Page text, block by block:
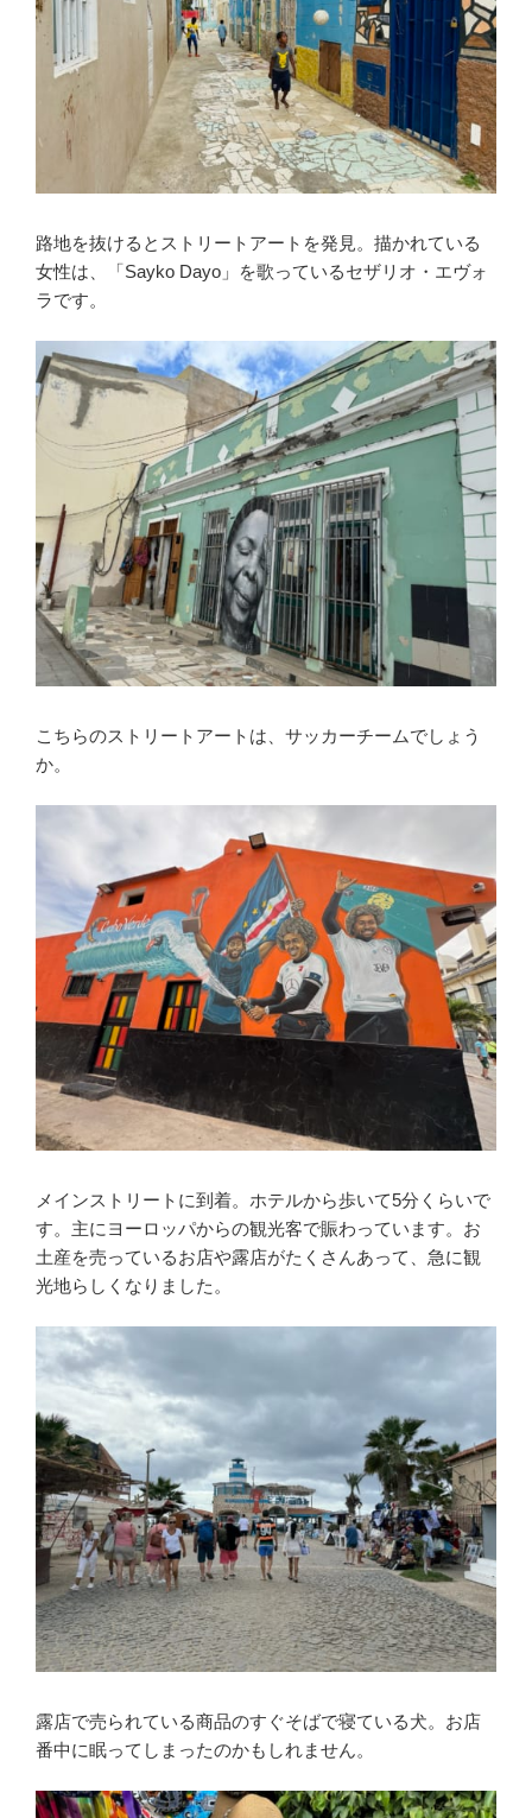
路地を抜けるとストリートアートを発見。描かれている
女性は、「Sayko Dayo」を歌っているセザリオ・エヴォ
ラです。
こちらのストリートアートは、サッカーチームでしょう
か。
メインストリートに到着。ホテルから歩いて5分くらいで
す。主にヨーロッパからの観光客で賑わっています。お
土産を売っているお店や露店がたくさんあって、急に観
光地らしくなりました。
露店で売られている商品のすぐそばで寝ている犬。お店
番中に眠ってしまったのかもしれません。